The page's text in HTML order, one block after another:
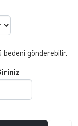
bedeni gönderebilir.